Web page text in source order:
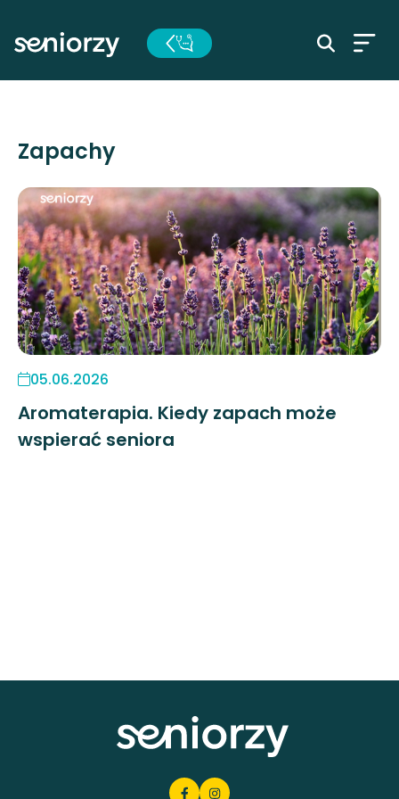
Zapachy
05.06.2026
Aromaterapia. Kiedy zapach może
wspierać seniora